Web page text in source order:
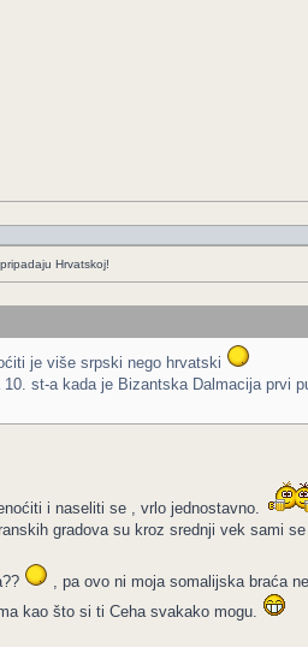
Hrvatskoj!
je više srpski nego hrvatski
st-a kada je Bizantska Dalmacija prvi
i naseliti se , vrlo jednostavno.
gradova su kroz srednji vek sami
, pa ovo ni moja somalijska braća
kao što si ti Ceha svakako mogu.